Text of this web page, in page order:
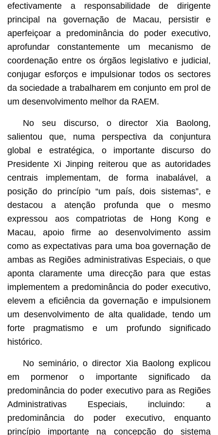
efectivamente a responsabilidade de dirigente
principal na governação de Macau, persistir e
aperfeiçoar a predominância do poder executivo,
aprofundar constantemente um mecanismo de
coordenação entre os órgãos legislativo e judicial,
conjugar esforços e impulsionar todos os sectores
da sociedade a trabalharem em conjunto em prol de
um desenvolvimento melhor da RAEM.
No seu discurso, o director Xia Baolong,
salientou que, numa perspectiva da conjuntura
global e estratégica, o importante discurso do
Presidente Xi Jinping reiterou que as autoridades
centrais implementam, de forma inabalável, a
posição do princípio “um país, dois sistemas”, e
destacou a atenção profunda que o mesmo
expressou aos compatriotas de Hong Kong e
Macau, apoio firme ao desenvolvimento assim
como as expectativas para uma boa governação de
ambas as Regiões administrativas Especiais, o que
aponta claramente uma direcção para que estas
implementem a predominância do poder executivo,
elevem a eficiência da governação e impulsionem
um desenvolvimento de alta qualidade, tendo um
forte pragmatismo e um profundo significado
histórico.
No seminário, o director Xia Baolong explicou
em pormenor o importante significado da
predominância do poder executivo para as Regiões
Administrativas Especiais, incluindo: a
predominância do poder executivo, enquanto
princípio importante na concepção do sistema